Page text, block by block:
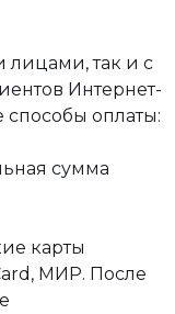
лицами, так и с
Интернет-
оплаты:
сумма
карты
МИР. После